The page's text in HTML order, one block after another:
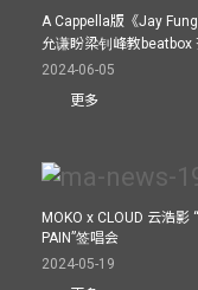
A Cappella版《Jay
允谦盼梁钊峰教beatbox
2024-06-05
更多
MOKO x CLOUD 云浩影
PAIN”签唱会
2024-05-19